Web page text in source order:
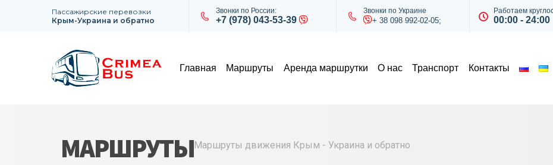
Пассажирские перевозки
Крым-Украина и обратно
Звонки по России:
+7 (978) 043-53-39
Звонки по Украине
+ 38 098 992-02-05;
Работаем
00:00 - 24:00
Главная Маршруты Аренда маршрутки О нас Транспорт Контакты
МАРШРУТЫМаршруты движения Крым - Украина и обратно